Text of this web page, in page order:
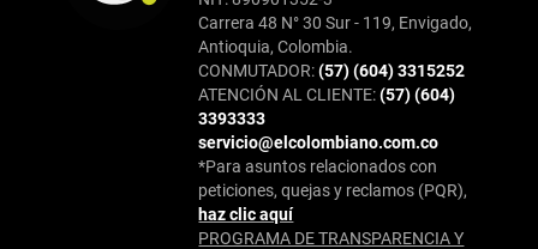
Carrera 48 N° 30 Sur - 119, Envigado,
Antioquia, Colombia.
CONMUTADOR:(57) (604) 3315252
ATENCIÓN AL CLIENTE:(57) (604)
3393333
servicio@elcolombiano.com.co
*Para asuntos relacionados con
peticiones, quejas y reclamos (PQR),
haz clic aquí
PROGRAMA DE TRANSPARENCIA Y